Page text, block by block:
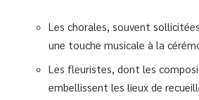
Les chorales, souvent
une touche musicale à la
Les fleuristes, dont les
embellissent les lieux de